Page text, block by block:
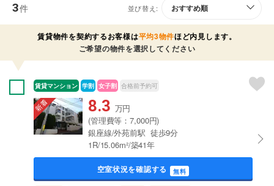
3件 並び替え:
賃貸物件を契約するお客様は平均3物件ほど内見します。
ご希望の物件を選択してください
賃貸マンション 学割 女子割 合格前予約可
8.3 万円
(管理費等：7,000円)
銀座線/外苑前駅 徒歩9分
1R/15.06m²/築41年
空室状況を確認する 無料